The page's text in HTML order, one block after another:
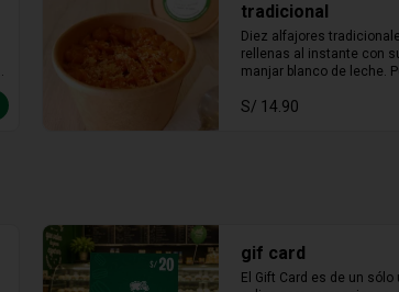
tradicional
Diez alfajores
rellenas al instante con
manjar blanco de leche.
S/ 14.90
gif card
El Gift Card es de un sólo